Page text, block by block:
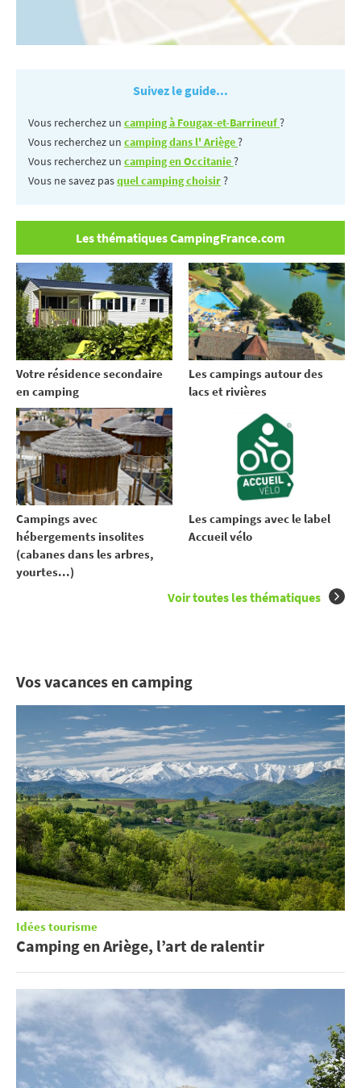
Suivez le guide...
Vous recherchez un camping à Fougax-et-Barrineuf?
Vous recherchez un camping dans l' Ariège?
Vous recherchez un camping en Occitanie?
Vous ne savez pasquel camping choisir?
Les thématiques CampingFrance.com
Votre résidence secondaire
en camping
Les campings autour des
lacs et rivières
Campings avec
hébergements insolites
(cabanes dans les arbres,
yourtes...)
Les campings avec le label
Accueil vélo
Voir toutes les thématiques
Vos vacances en camping
Idées tourisme
Camping en Ariège, l’art de ralentir